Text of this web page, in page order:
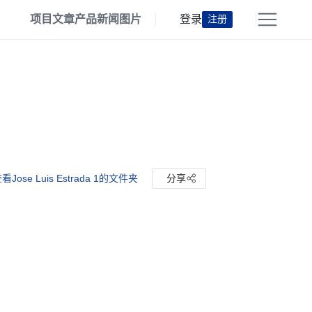
项目文章产品新闻 图片 登录 注册
看Jose Luis Estrada 1的文件夹 分享